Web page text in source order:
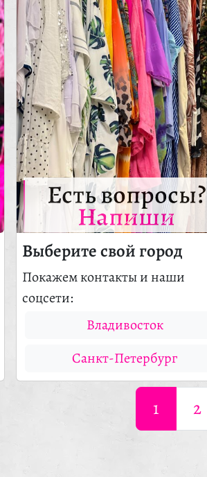
Есть вопросы?
Напиши
Выберите свой город
Покажем контакты и наши
соцсети:
Владивосток
Санкт-Петербург
1 2